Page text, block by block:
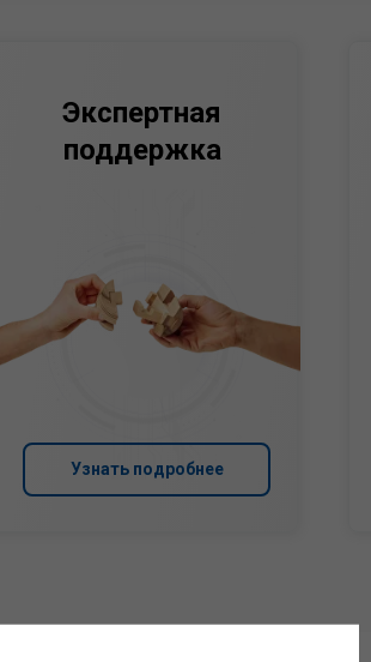
Узнать подробнее
Экспертная
поддержка